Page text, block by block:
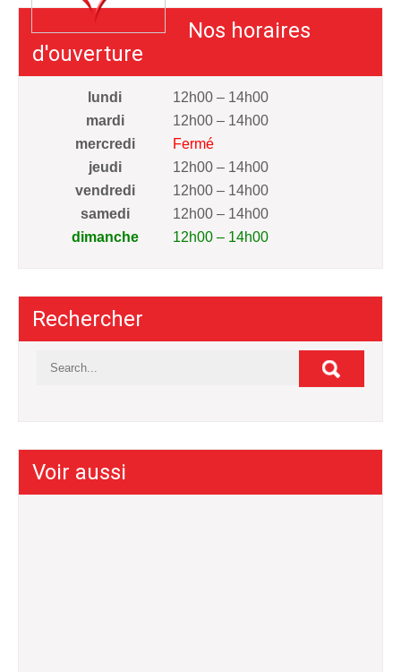
Nos horaires
d'ouverture
lundi
12h00 – 14h00
mardi
12h00 – 14h00
mercredi
Fermé
jeudi
12h00 – 14h00
vendredi
12h00 – 14h00
samedi
12h00 – 14h00
dimanche
12h00 – 14h00
Rechercher
Voir aussi